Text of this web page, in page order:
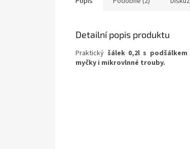
Detailní popis produktu
Praktický šálek 0,2l s podšálkem
myčky i mikrovlnné trouby.